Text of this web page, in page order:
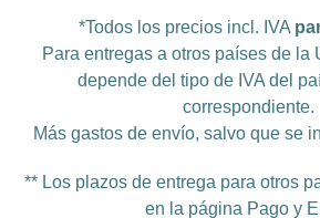
*Todos los precios incl. IVA
Para entregas a otros países de la
depende del tipo de IVA del
correspondiente.
Más gastos de envío, salvo que se
** Los plazos de entrega para otros
en la página Pago y